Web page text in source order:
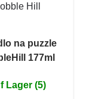
Hill
na puzzle
177ml
Lager (5)